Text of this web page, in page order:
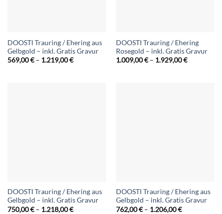
DOOSTI Trauring / Ehering aus
Gelbgold – inkl. Gratis Gravur
569,00€ – 1.219,00€Preisspanne:
DOOSTI Trauring / Ehering
Rosegold – inkl. Gratis Gravur
1.009,00€ – 1.929,00€
DOOSTI Trauring / Ehering aus
Gelbgold – inkl. Gratis Gravur
750,00€ – 1.218,00€Preisspanne:
DOOSTI Trauring / Ehering aus
Gelbgold – inkl. Gratis Gravur
762,00€ – 1.206,00€Preisspanne: